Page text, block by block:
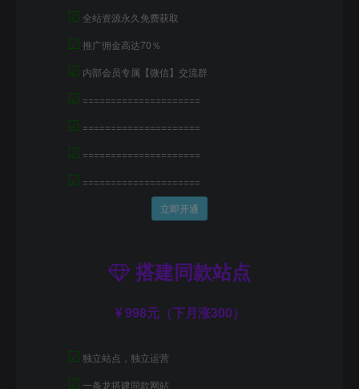
☑ 全站资源永久免费获取
☑ 推广佣金高达70％
☑ 内部会员专属【微信】交流群
☑ =====================
☑ =====================
☑ =====================
☑ =====================
立即开通
搭建同款站点
998元（下月涨300）
☑ 独立站点，独立运营
☑ 一条龙搭建同款网站